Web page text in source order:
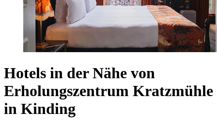
Hotels in der Nähe von
Erholungszentrum Kratzmühle
in Kinding